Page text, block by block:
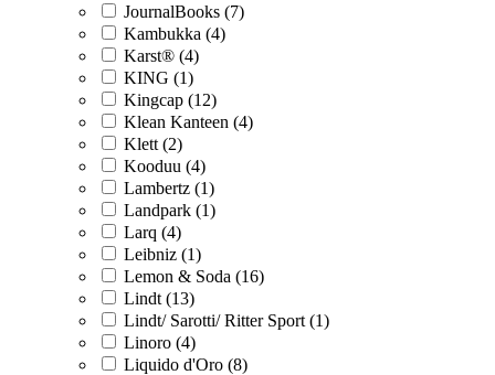
JournalBooks (7)
Kambukka (4)
Karst® (4)
KING (1)
Kingcap (12)
Klean Kanteen (4)
Klett (2)
Kooduu (4)
Lambertz (1)
Landpark (1)
Larq (4)
Leibniz (1)
Lemon & Soda (16)
Lindt (13)
Lindt/ Sarotti/ Ritter Sport (1)
Linoro (4)
Liquido d'Oro (8)